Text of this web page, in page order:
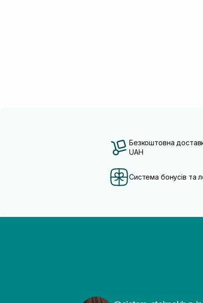
Безкоштовна
UAH
Система бонусів та